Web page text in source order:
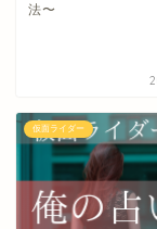
法〜
仮面ライダー